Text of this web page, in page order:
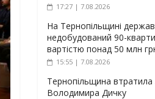
17:27 | 7.08.2026
На Тернопільщині
недобудований 90-
вартістю понад 50 млн
15:55 | 7.08.2026
Тернопільщина втратила
Володимира Дичку